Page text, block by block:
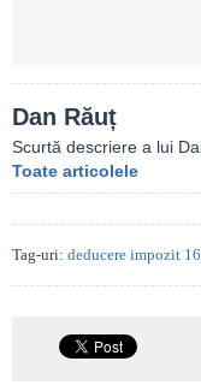
Dan Răuț
Scurtă descriere a lui
Toate articolele
Tag-uri: deducere impozit